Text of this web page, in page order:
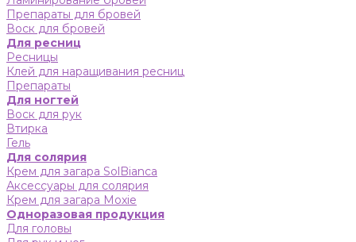
Препараты для бровей
Воск для бровей
Для ресниц
Ресницы
Клей для наращивания ресниц
Препараты
Для ногтей
Воск для рук
Втирка
Гель
Для солярия
Крем для загара SolBianca
Аксессуары для солярия
Крем для загара Moxie
Одноразовая продукция
Для головы